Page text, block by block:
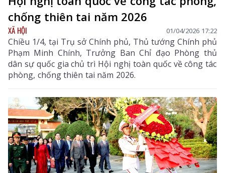
chống thiên tai năm 2026
XÃ HỘI 01/04/2026 17:22
Chiều 1/4, tại Trụ sở Chính phủ, Thủ tướng Chính phủ
Phạm Minh Chính, Trưởng Ban Chỉ đạo Phòng thủ
dân sự quốc gia chủ trì Hội nghị toàn quốc về công tác
phòng, chống thiên tai năm 2026.